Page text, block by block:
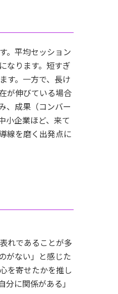
。平均セッション
なります。短すぎ
す。一方で、長け
が伸びている場合
、成果（コンバー
小企業ほど、来て
線を磨く出発点に
れであることが多
がない」と感じた
を寄せたかを推し
に関係がある」